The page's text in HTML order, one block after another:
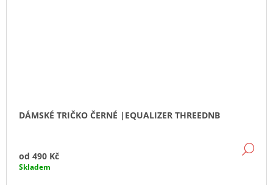
DÁMSKÉ TRIČKO ČERNÉ |EQUALIZER THREEDNB
od 490 Kč
Skladem